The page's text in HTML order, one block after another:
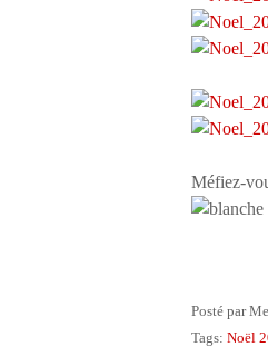
Méfiez-
Posté par
Tags: Noël